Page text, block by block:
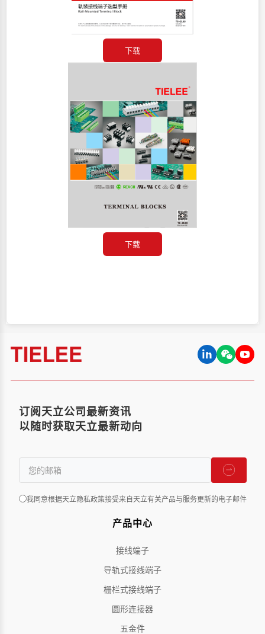
下载
下载
订阅天立公司最新资讯
以随时获取天立最新动向
我同意根据天立隐私政策接受来自天立有关产品与服务更新的电子邮件
产品中心
接线端子
导轨式接线端子
栅栏式接线端子
圆形连接器
五金件